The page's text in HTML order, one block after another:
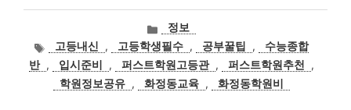
카
테
고
리
정보
태고등내신 , 고등학생필수 , 공부꿀팁 ,
수능종합
반 , 입시준비 , 퍼스트학원고등관 , 퍼스트학원추천
,
학원정보공유 , 화정동교육 , 화정동학원비